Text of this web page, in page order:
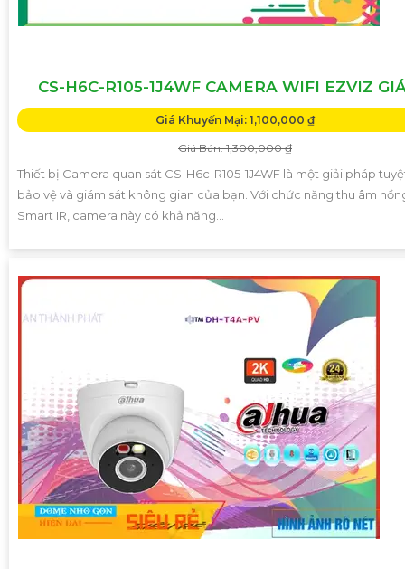
CS-H6C-R105-1J4WF CAMERA WIFI EZVIZ
Giá Khuyến Mại: 1,100,000 ₫
Giá Bán: 1,300,000 ₫
Thiết bị Camera quan sát CS-H6c-R105-1J4WF là một giải pháp
bảo vệ và giám sát không gian của bạn. Với chức năng thu âm
Smart IR, camera này có khả năng...